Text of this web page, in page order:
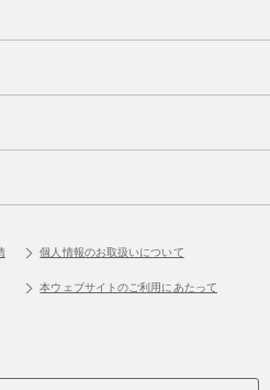
個人情報のお取扱いについて
本ウェブサイトのご利用にあたって